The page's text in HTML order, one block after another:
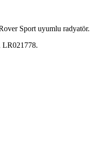
Sport uyumlu radyatör.
LR021778.